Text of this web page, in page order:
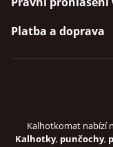
Platba a doprava
Kalhotkomat nabízí
Kalhotky, punčochy,